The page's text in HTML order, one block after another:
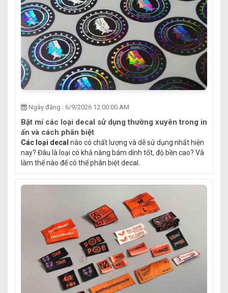
Ngày đăng : 6/9/2026 12:00:00 AM
Bật mí các loại decal sử dụng thường xuyên trong in
ấn và cách phân biệt
Các loại decal nào có chất lượng và dễ sử dụng nhất hiện
nay? Đâu là loại có khả năng bám dính tốt, độ bền cao? Và
làm thế nào để có thể phân biệt decal.